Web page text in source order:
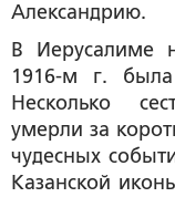
Александрию.
В Иерусалиме
1916-м г. была
Несколько
умерли за
чудесных
Казанской